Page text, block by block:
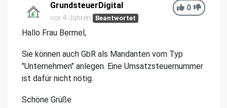
0
GrundsteuerDigital
vor 4 Jahren Beantwortet
Hallo Frau Bermel,
Sie können auch GbR als Mandanten vom Typ
"Unternehmen" anlegen. Eine Umsatzsteuernummer
ist dafür nicht nötig.
Schöne Grüße